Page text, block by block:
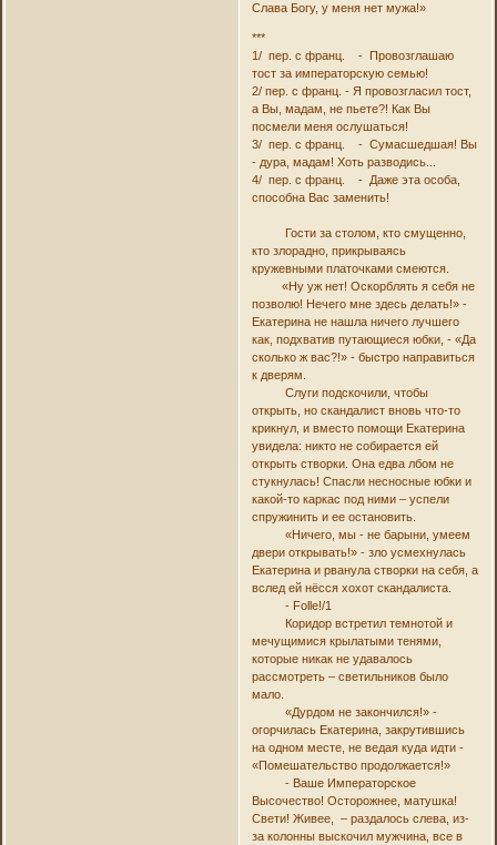
Слава Богу, у меня нет мужа!»
***
1/ пер. с франц. - Провозглашаю
тост за императорскую семью!
2/ пер. с франц. - Я провозгласил тост,
а Вы, мадам, не пьете?! Как Вы
посмели меня ослушаться!
3/ пер. с франц. - Сумасшедшая! Вы
- дура, мадам! Хоть разводись...
4/ пер. с франц. - Даже эта особа,
способна Вас заменить!
Гости за столом, кто смущенно,
кто злорадно, прикрываясь
кружевными платочками смеются.
«Ну уж нет! Оскорблять я себя не
позволю! Нечего мне здесь делать!» -
Екатерина не нашла ничего лучшего
как, подхватив путающиеся юбки, - «Да
сколько ж вас?!» - быстро направиться
к дверям.
Слуги подскочили, чтобы
открыть, но скандалист вновь что-то
крикнул, и вместо помощи Екатерина
увидела: никто не собирается ей
открыть створки. Она едва лбом не
стукнулась! Спасли несносные юбки и
какой-то каркас под ними – успели
спружинить и ее остановить.
«Ничего, мы - не барыни, умеем
двери открывать!» - зло усмехнулась
Екатерина и рванула створки на себя, а
вслед ей нёсся хохот скандалиста.
- Folle!/1
Коридор встретил темнотой и
мечущимися крылатыми тенями,
которые никак не удавалось
рассмотреть – светильников было
мало.
«Дурдом не закончился!» -
огорчилась Екатерина, закрутившись
на одном месте, не ведая куда идти -
«Помешательство продолжается!»
- Ваше Императорское
Высочество! Осторожнее, матушка!
Свети! Живее, – раздалось слева, из-
за колонны выскочил мужчина, все в